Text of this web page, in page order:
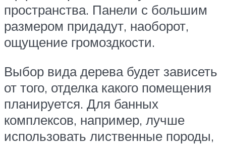
пространства. Панели с большим
размером придадут, наоборот,
ощущение громоздкости.
Выбор вида дерева будет зависеть
от того, отделка какого помещения
планируется. Для банных
комплексов, например, лучше
использовать лиственные породы,